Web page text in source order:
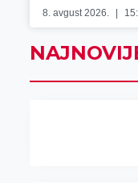
8. avgust 2026.